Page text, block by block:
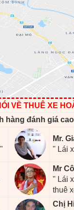
VỀ THUÊ XE
hàng đánh giá
Mr.
" Lái
Mr
" Lái
thuê
Chị